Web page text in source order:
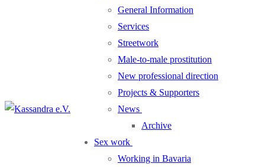
General Information
Services
Streetwork
Male-to-male prostitution
New professional direction
Projects & Supporters
News
Archive
Sex work
Working in Bavaria